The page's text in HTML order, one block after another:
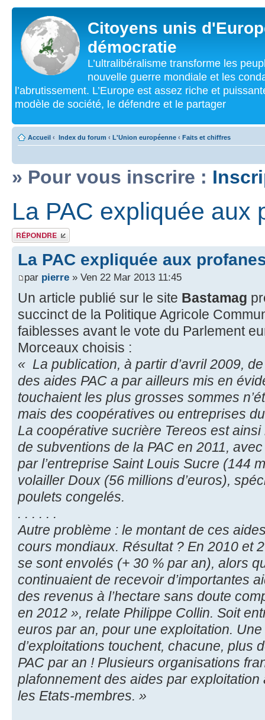
Citoyens unis
démocratie
L’ultralibéralisme transforme les
nouvelle guerre mondiale et les
l’abrutissement. L’Europe est assez riche et
modèle de société, le défendre et le partager
Accueil ‹ Index du forum ‹ L'Union européenne ‹ Faits et chiffres
» Pour vous inscrire :
La PAC expliquée aux
Répondre
La PAC expliquée aux
par pierre » Ven 22 Mar 2013 11:45
Un article publié sur le site Bastamag
succinct de la Politique Agricole
faiblesses avant le vote du Parlement
Morceaux choisis :
« La publication, à partir d’avril 2009,
des aides PAC a par ailleurs mis en
touchaient les plus grosses sommes
mais des coopératives ou entreprises
La coopérative sucrière Tereos est
de subventions de la PAC en 2011,
par l’entreprise Saint Louis Sucre (144
volailler Doux (56 millions d’euros),
poulets congelés.
. . . . . .
Autre problème : le montant de ces
cours mondiaux. Résultat ? En 2010 et
se sont envolés (+ 30 % par an), alors
continuaient de recevoir d’importantes
des revenus à l’hectare sans doute
en 2012 », relate Philippe Collin. Soit
euros par an, pour une exploitation.
d’exploitations touchent, chacune, plus
PAC par an ! Plusieurs organisations
plafonnement des aides par
les Etats-membres. »